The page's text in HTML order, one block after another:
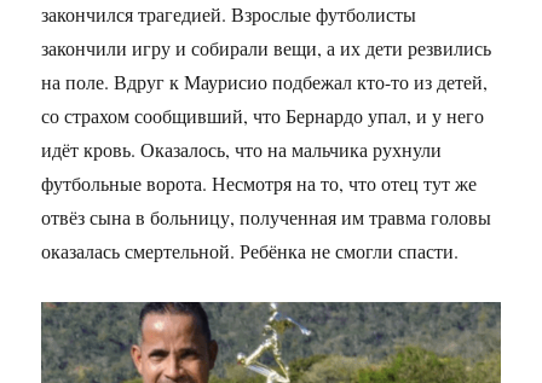
закончился трагедией. Взрослые футболисты
закончили игру и собирали вещи, а их дети резвились
на поле. Вдруг к Маурисио подбежал кто-то из детей,
со страхом сообщивший, что Бернардо упал, и у него
идёт кровь. Оказалось, что на мальчика рухнули
футбольные ворота. Несмотря на то, что отец тут же
отвёз сына в больницу, полученная им травма головы
оказалась смертельной. Ребёнка не смогли спасти.